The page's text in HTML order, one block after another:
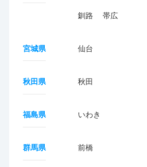
釧路 帯広
宮城県 仙台
秋田県 秋田
福島県 いわき
群馬県 前橋